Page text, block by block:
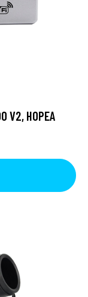
V2, HOPEA